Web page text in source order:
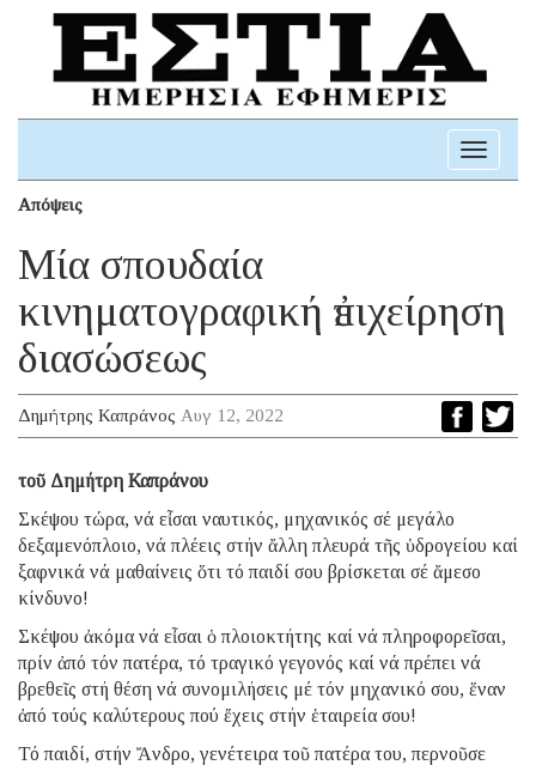
Toggle
Απόψεις
Μία σπουδαία
κινηματογραφική ἐπιχείρηση
διασώσεως
Δημήτρης Καπράνος Αυγ 12, 2022
τοῦ Δημήτρη Καπράνου
Σκέψου τώρα, νά εἶσαι ναυτικός, μηχανικός σέ μεγάλο
δεξαμενόπλοιο, νά πλέεις στήν ἄλλη πλευρά τῆς ὑδρογείου καί
ξαφνικά νά μαθαίνεις ὅτι τό παιδί σου βρίσκεται σέ ἄμεσο
κίνδυνο!
Σκέψου ἀκόμα νά εἶσαι ὁ πλοιοκτήτης καί νά πληροφορεῖσαι,
πρίν ἀπό τόν πατέρα, τό τραγικό γεγονός καί νά πρέπει νά
βρεθεῖς στή θέση νά συνομιλήσεις μέ τόν μηχανικό σου, ἕναν
ἀπό τούς καλύτερους πού ἔχεις στήν ἑταιρεία σου!
Τό παιδί, στήν Ἄνδρο, γενέτειρα τοῦ πατέρα του, περνοῦσε